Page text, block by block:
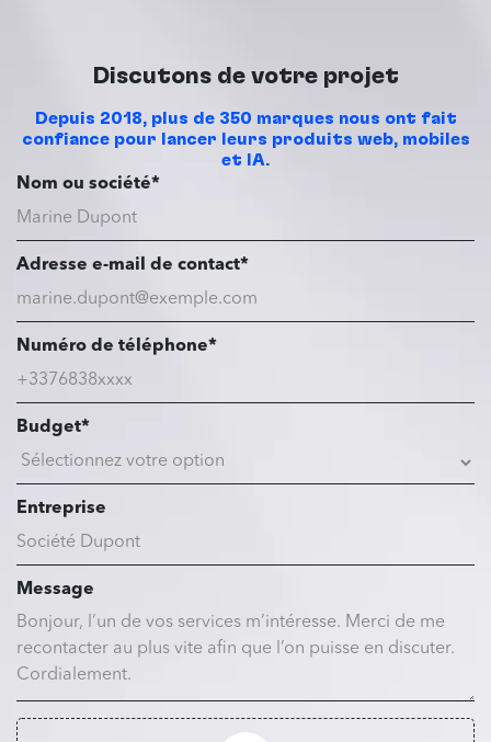
Discutons de votre projet
Depuis 2018, plus de 350 marques nous ont fait
confiance pour lancer leurs produits web, mobiles
et IA.
Nom ou société*
Adresse e-mail de contact*
Numéro de téléphone*
Budget*
Entreprise
Message